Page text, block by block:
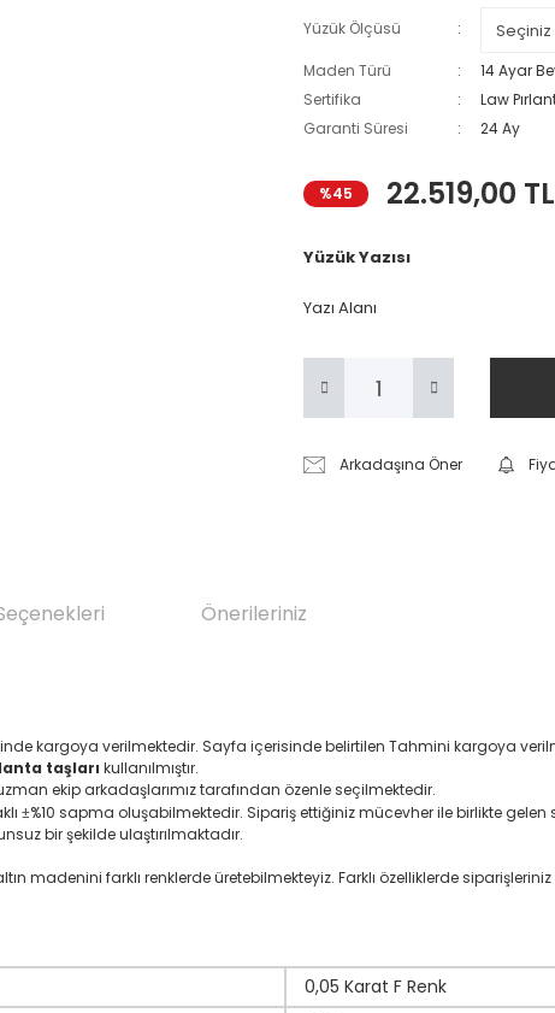
Yüzük Ölçüsü
Maden Türü
14 Ayar
Sertifika
Law
Garanti Süresi
24 Ay
%45 22.519,00 TL
Yüzük Yazısı
Yazı Alanı
Arkadaşına Öner
Önerileriniz
kargoya verilmektedir. Sayfa içerisinde belirtilen Tahmini kargoya
taşları kullanılmıştır.
ekip arkadaşlarımız tarafından özenle seçilmektedir.
±%10 sapma oluşabilmektedir. Sipariş ettiğiniz mücevher ile birlikte
bir şekilde ulaştırılmaktadır.
madenini farklı renklerde üretebilmekteyiz. Farklı özelliklerde
0,05 Karat F Renk